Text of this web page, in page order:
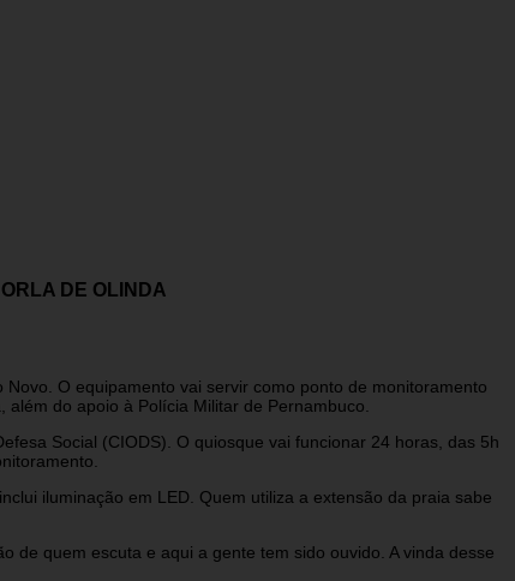
DE OLINDA
O equipamento vai servir como ponto de monitoramento
do apoio à Polícia Militar de Pernambuco.
Social (CIODS). O quiosque vai funcionar 24 horas, das 5h
iluminação em LED. Quem utiliza a extensão da praia sabe
de quem escuta e aqui a gente tem sido ouvido. A vinda desse